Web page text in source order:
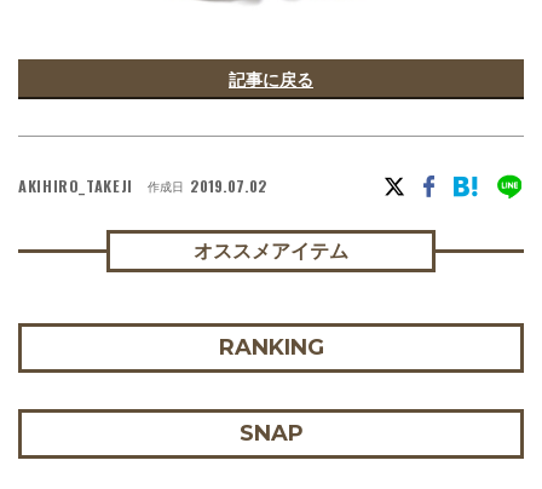
記事に戻る
AKIHIRO_TAKEJI 作成日 2019.07.02
オススメアイテム
RANKING
SNAP